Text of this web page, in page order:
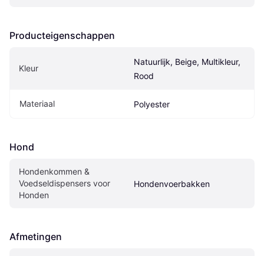
Producteigenschappen
Kleur
Natuurlijk, Beige, Multikleur,
Rood
Materiaal Polyester
Hond
Hondenkommen &
Voedseldispensers voor
Honden
Hondenvoerbakken
Afmetingen